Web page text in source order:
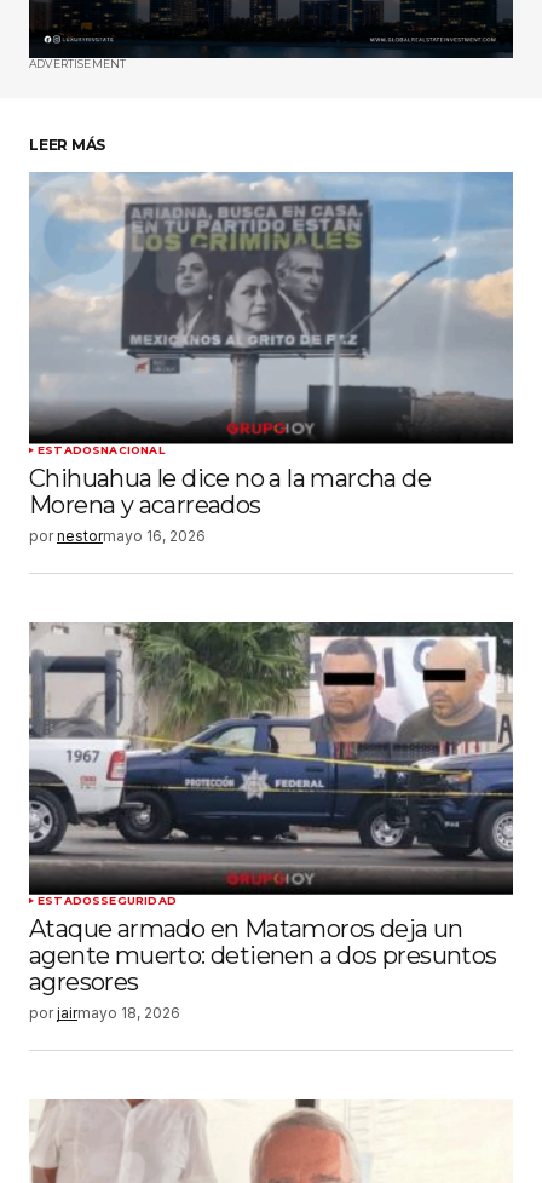
Tu correo electrónico*
Enviar comentario
ADVERTISEMENT
LEER MÁS
ESTADOSNACIONAL
Chihuahua le dice no a la marcha de
Morena y acarreados
por nestormayo 16, 2026
ESTADOSSEGURIDAD
Ataque armado en Matamoros deja un
agente muerto: detienen a dos presuntos
agresores
por jairmayo 18, 2026